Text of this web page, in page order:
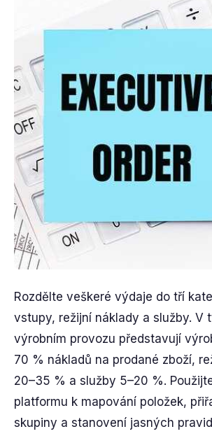
Rozdělte veškeré výdaje do tří
vstupy, režijní náklady a služby. V
výrobním provozu představují
70 % nákladů na prodané zboží,
20–35 % a služby 5–20 %.
platformu k mapování položek,
skupiny a stanovení jasných